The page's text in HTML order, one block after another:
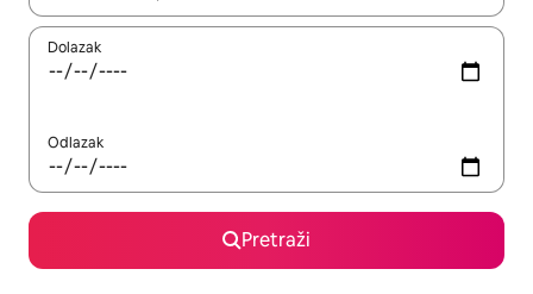
Dolazak
Odlazak
Pretraži